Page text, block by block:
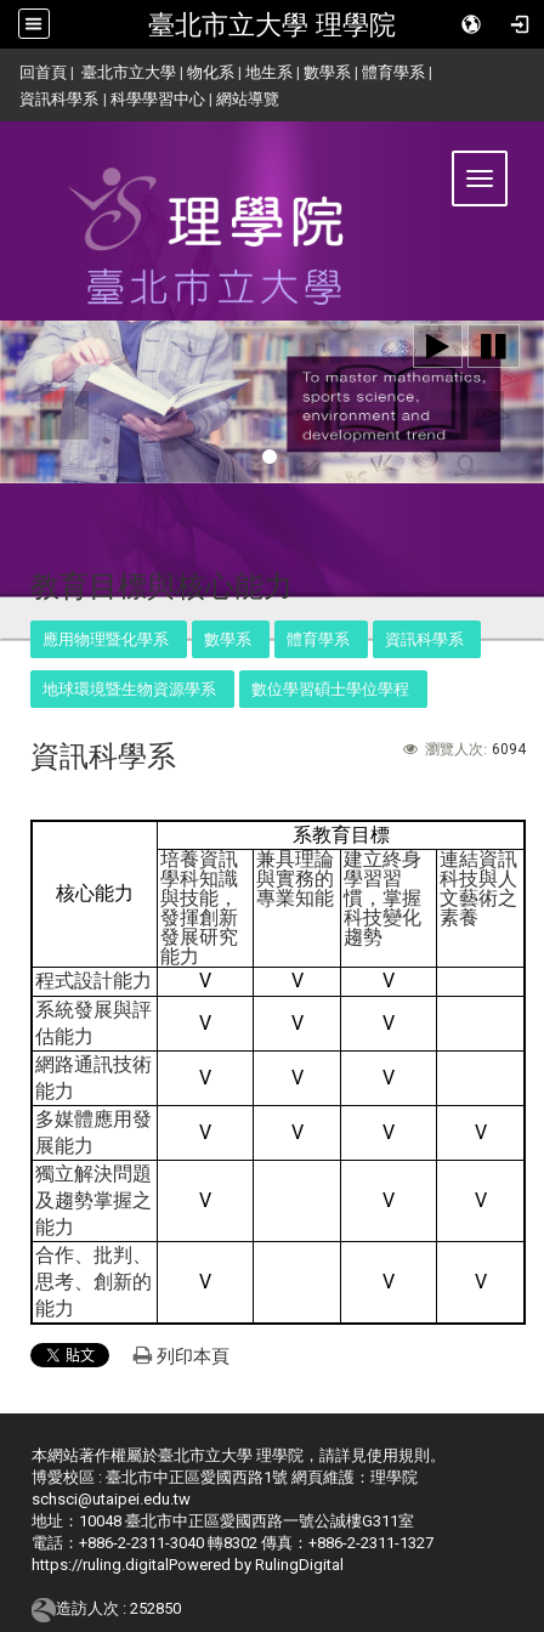
臺北市立大學 理學院
回首頁 | 臺北市立大學 | 物化系 | 地生系 | 數學系 | 體育學系 |
資訊科學系 | 科學學習中心 | 網站導覽
Toggle
教育目標與核心能力
應用物理暨化學系 數學系 體育學系 資訊科學系
地球環境暨生物資源學系 數位學習碩士學位學程
瀏覽人次: 6094
資訊科學系
核心能力
系教育目標
培養資訊
學科知識
與技能，
發揮創新
發展研究
能力
兼具理論
與實務的
專業知能
建立終身
學習習
慣，掌握
科技變化
趨勢
連結資訊
科技與人
文藝術之
素養
程式設計能力 V V
V
系統發展與評
估能力
V V
V
網路通訊技術
能力
V V
V
多媒體應用發
展能力
V V V
V
獨立解決問題
及趨勢掌握之
能力
V V V
合作、批判、
思考、創新的
能力
V V V
列印本頁
本網站著作權屬於臺北市立大學 理學院，請詳見 使用規則 。
博愛校區 : 臺北市中正區愛國西路1號 網頁維護：理學院
schsci@utaipei.edu.tw
地址：10048 臺北市中正區愛國西路一號公誠樓G311室
電話：+886-2-2311-3040 轉8302 傳真：+886-2-2311-1327
https://ruling.digital Powered by RulingDigital
造訪人次 : 252850